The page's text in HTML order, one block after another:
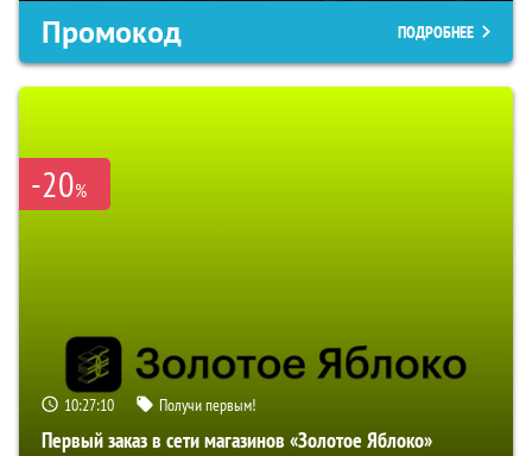
Промокод ПОДРОБНЕЕ
-20%
10:27:09 Получи первым!
Первый заказ в сети магазинов «Золотое Яблоко»